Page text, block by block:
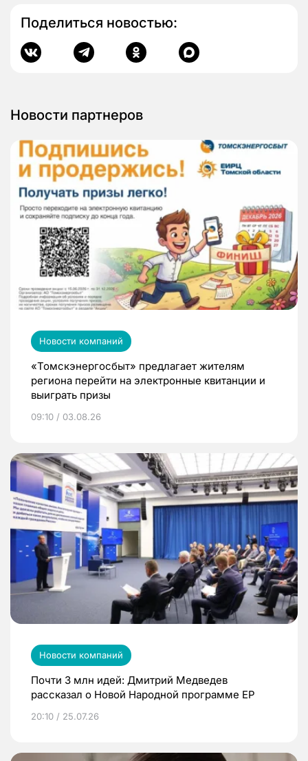
Поделиться новостью:
Новости партнеров
Новости компаний
«Томскэнергосбыт» предлагает жителям
региона перейти на электронные квитанции и
выиграть призы
09:10 / 03.08.26
Новости компаний
Почти 3 млн идей: Дмитрий Медведев
рассказал о Новой Народной программе ЕР
20:10 / 25.07.26